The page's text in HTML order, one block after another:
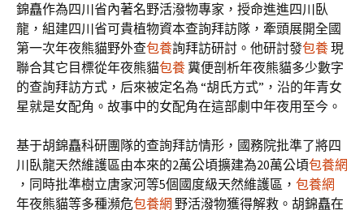
錦矗作為四川省內著名野活潑物專家，授命進進四川臥
龍，組建四川省可貴植物資本查詢拜訪隊，牽頭展開全國
第一次年夜熊貓野外查包養詢拜訪研討。他研討發包養現
聯合其它目標從年夜熊貓包養糞便剖析年夜熊貓多少數字
的查詢拜訪方式，后來被定名為 “胡氏方式”，沿的年青女
星就是女配角。故事中的女配角在這部劇中年夜用至今。
基于胡錦矗科研團隊的查詢拜訪情形，國務院批準了將四
川臥龍天然維護區由本來的2萬公頃擴建為20萬公頃包養網
，同時批準樹立唐家河等5個國度級天然維護區， 包養網
年夜熊貓等多種瀕危包養網 野活潑物獲得解救。胡錦矗在